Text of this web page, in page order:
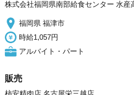
株式会社福岡県南部給食センター 水産
福岡県 福津市
時給1,057円
アルバイト・パート
販売
柿安精肉店 名古屋栄三越店